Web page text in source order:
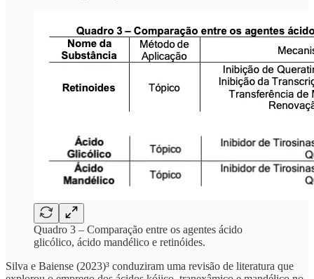
Quadro 3 – Comparação entre os agentes ácido
glicólico, ácido mandélico e retinóides.
Silva e Baiense (2023)³ conduziram uma revisão de literatura que